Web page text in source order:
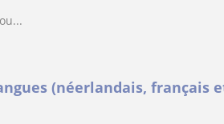
(néerlandais, français